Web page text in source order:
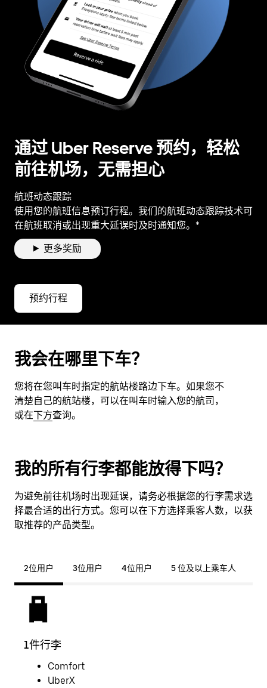
通过 Uber Reserve 预约，轻松
前往机场，无需担心
航班动态跟踪
使用您的航班信息预订行程。我们的航班动态跟踪技术可
在航班取消或出现重大延误时及时通知您。*
更多奖励
预约行程
我会在哪里下车？
您将在您叫车时指定的航站楼路边下车。如果您不
清楚自己的航站楼，可以在叫车时输入您的航司，
或在下方查询。
我的所有行李都能放得下吗？
为避免前往机场时出现延误，请务必根据您的行李需求选
择最合适的出行方式。您可以在下方选择乘客人数，以获
取推荐的产品类型。
2位用户 3位用户 4位用户 5 位及以上乘车人
1件行李
Comfort
UberX